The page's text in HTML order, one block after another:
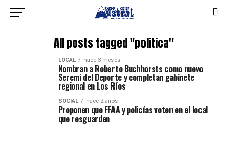
All posts tagged "politica"
LOCAL hace 3 meses
Nombran a Roberto Buchhorsts como nuevo
Seremi del Deporte y completan gabinete
regional en Los Ríos
SOCIAL hace 2 años
Proponen que FFAA y policías voten en el local
que resguarden